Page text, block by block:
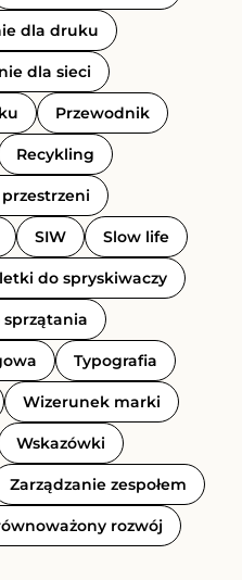
dla druku
dla sieci
Przewodnik
Recykling
SIW Slow life
do spryskiwaczy
Typografia
Wizerunek marki
Wskazówki
Zarządzanie zespołem
rozwój